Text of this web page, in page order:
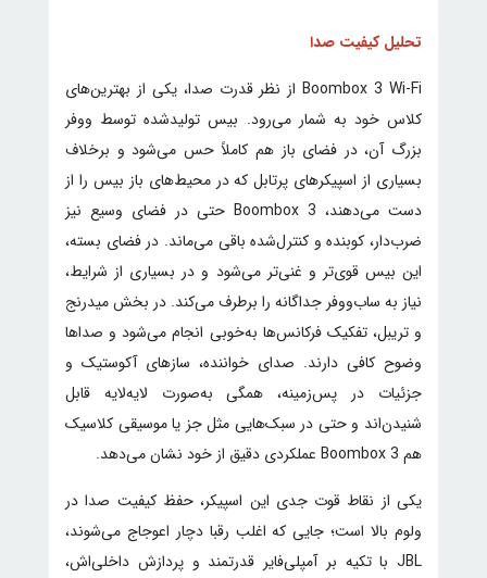
تحلیل کیفیت صدا
Boombox 3 Wi-Fi از نظر قدرت صدا، یکی از بهترین‌های
کلاس خود به شمار می‌رود. بیس تولیدشده توسط ووفر
بزرگ آن، در فضای باز هم کاملاً حس می‌شود و برخلاف
بسیاری از اسپیکرهای پرتابل که در محیط‌های باز بیس را از
دست می‌دهند، Boombox 3 حتی در فضای وسیع نیز
ضرب‌دار، کوبنده و کنترل‌شده باقی می‌ماند. در فضای بسته،
این بیس قوی‌تر و غنی‌تر می‌شود و در بسیاری از شرایط،
نیاز به ساب‌ووفر جداگانه را برطرف می‌کند. در بخش میدرنج
و تریبل، تفکیک فرکانس‌ها به‌خوبی انجام می‌شود و صداها
وضوح کافی دارند. صدای خواننده، سازهای آکوستیک و
جزئیات در پس‌زمینه‌، همگی به‌صورت لایه‌لایه قابل
شنیدن‌اند و حتی در سبک‌هایی مثل جز یا موسیقی کلاسیک
هم Boombox 3 عملکردی دقیق از خود نشان می‌دهد.
یکی از نقاط قوت جدی این اسپیکر، حفظ کیفیت صدا در
ولوم بالا است؛ جایی که اغلب رقبا دچار اعوجاج می‌شوند،
JBL با تکیه بر آمپلی‌فایر قدرتمند و پردازش داخلی‌اش،